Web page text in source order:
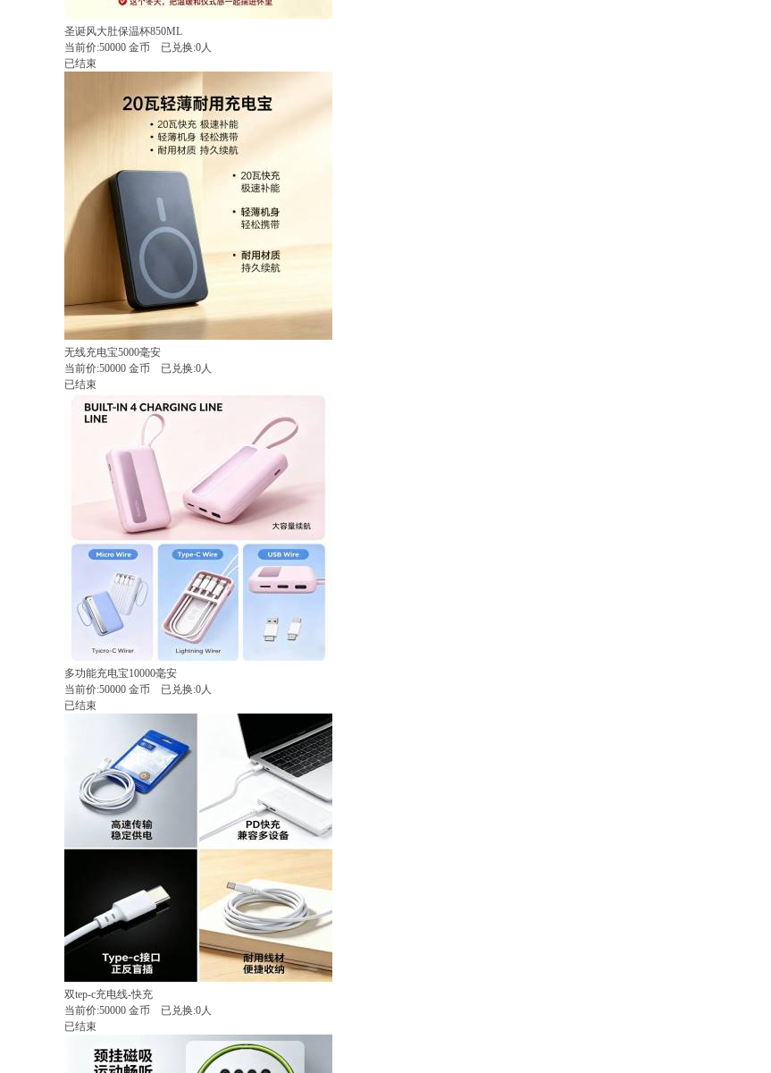
圣诞风大肚保温杯850ML
当前价:50000 金币
已兑换:0人
已结束
无线充电宝5000毫安
当前价:50000 金币
已兑换:0人
已结束
多功能充电宝10000毫安
当前价:50000 金币
已兑换:0人
已结束
双tep-c充电线-快充
当前价:50000 金币
已兑换:0人
已结束